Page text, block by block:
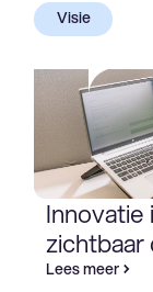
Visie
zichtbaar
Lees meer